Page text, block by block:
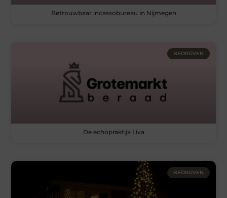
Betrouwbaar incassobureau in Nijmegen
BEDRIJVEN
De echopraktijk Liva
BEDRIJVEN